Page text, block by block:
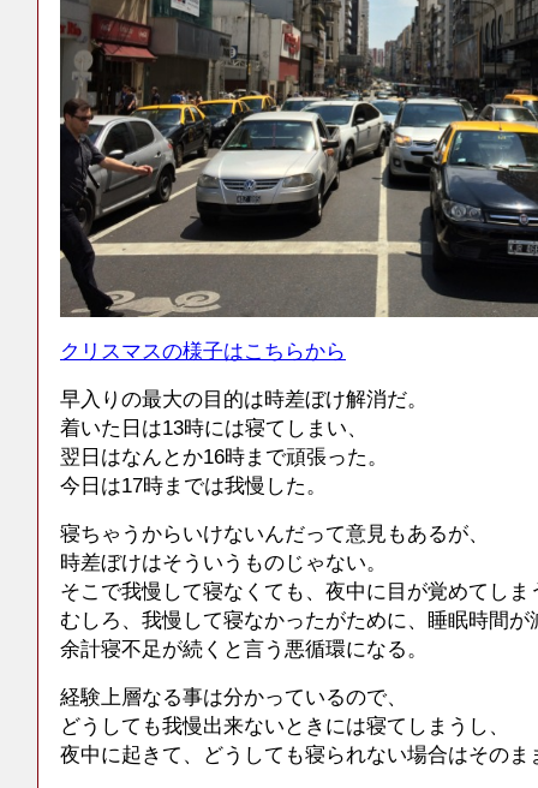
クリスマスの様子はこちらから
早入りの最大の目的は時差ぼけ解消だ。
着いた日は13時には寝てしまい、
翌日はなんとか16時まで頑張った。
今日は17時までは我慢した。
寝ちゃうからいけないんだって意見もあるが、
時差ぼけはそういうものじゃない。
そこで我慢して寝なくても、夜中に目が覚めてし
むしろ、我慢して寝なかったがために、睡眠時間が
余計寝不足が続くと言う悪循環になる。
経験上層なる事は分かっているので、
どうしても我慢出来ないときには寝てしまうし、
夜中に起きて、どうしても寝られない場合はそのま